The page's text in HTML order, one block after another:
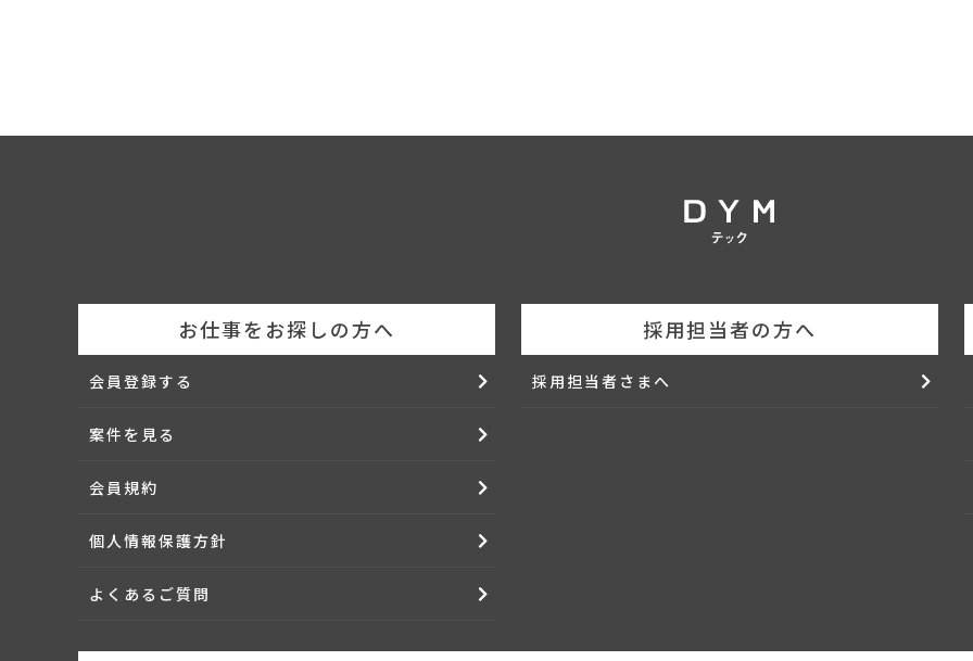
お仕事をお探しの方へ
会員登録する
案件を見る
会員規約
個人情報保護方針
よくあるご質問
採用担当者の方へ
採用担当者さまへ